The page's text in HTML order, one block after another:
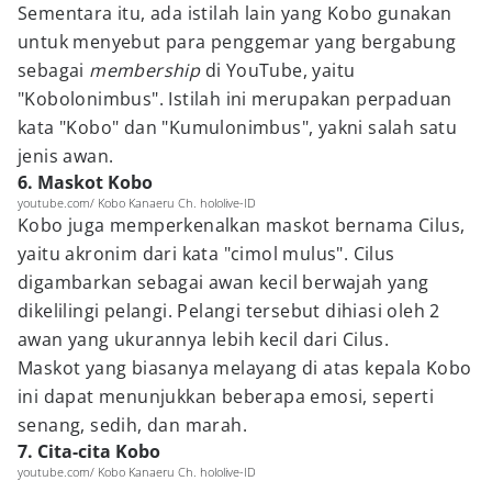
Sementara itu, ada istilah lain yang Kobo gunakan
untuk menyebut para penggemar yang bergabung
sebagai membership di YouTube, yaitu
"Kobolonimbus". Istilah ini merupakan perpaduan
kata "Kobo" dan "Kumulonimbus", yakni salah satu
jenis awan.
6. Maskot Kobo
youtube.com/ Kobo Kanaeru Ch. hololive-ID
Kobo juga memperkenalkan maskot bernama Cilus,
yaitu akronim dari kata "cimol mulus". Cilus
digambarkan sebagai awan kecil berwajah yang
dikelilingi pelangi. Pelangi tersebut dihiasi oleh 2
awan yang ukurannya lebih kecil dari Cilus.
Maskot yang biasanya melayang di atas kepala Kobo
ini dapat menunjukkan beberapa emosi, seperti
senang, sedih, dan marah.
7. Cita-cita Kobo
youtube.com/ Kobo Kanaeru Ch. hololive-ID